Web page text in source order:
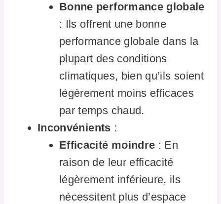
Bonne performance globale
: Ils offrent une bonne
performance globale dans la
plupart des conditions
climatiques, bien qu’ils soient
légèrement moins efficaces
par temps chaud.
Inconvénients :
Efficacité moindre : En
raison de leur efficacité
légèrement inférieure, ils
nécessitent plus d’espace